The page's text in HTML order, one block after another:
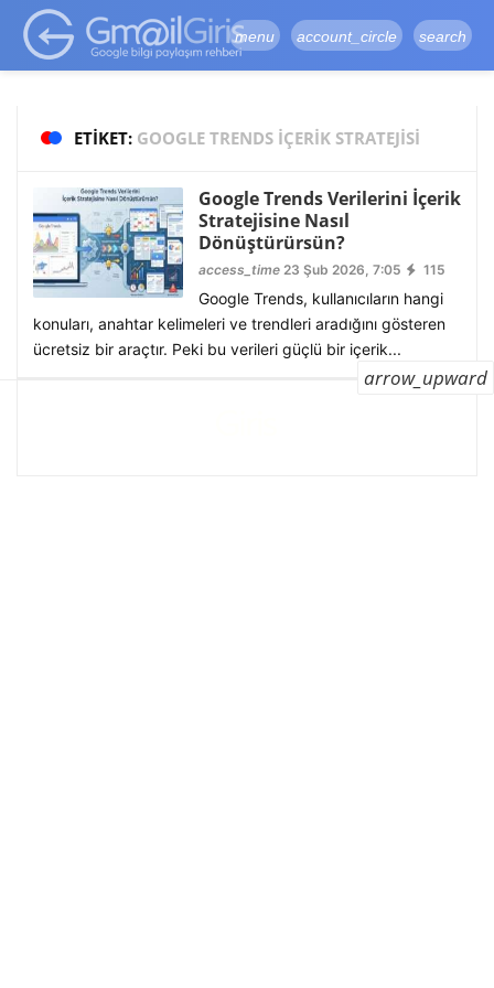
google-site-
verification=vqSI0upH550kabR5X8xpjMYieaXmuBueYgCJBW3uetM
menu account_circle search
ETIKET: GOOGLE TRENDS İÇERIK STRATEJISI
Google Trends Verilerini İçerik
Stratejisine Nasıl
Dönüştürürsün?
access_time23 Şub 2026, 7:05 115
Google Trends, kullanıcıların hangi
konuları, anahtar kelimeleri ve trendleri aradığını gösteren
ücretsiz bir araçtır. Peki bu verileri güçlü bir içerik...
arrow_upward